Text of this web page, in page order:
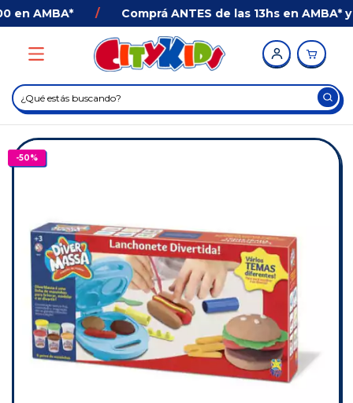
AMBA* Comprá ANTES de las 13hs en AMBA* y
-50%